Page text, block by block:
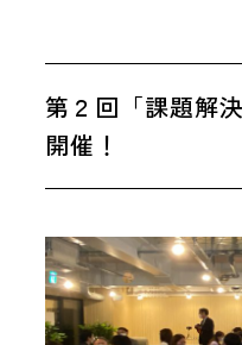
第２回「課題解
開催！